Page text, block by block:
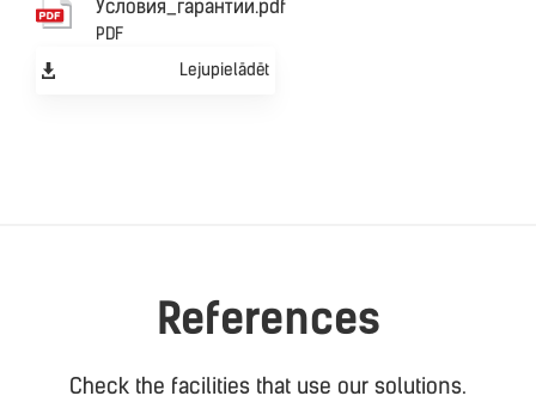
Уcловия_гарантии.pdf
PDF
Lejupielādēt
References
Check the facilities that use our solutions.